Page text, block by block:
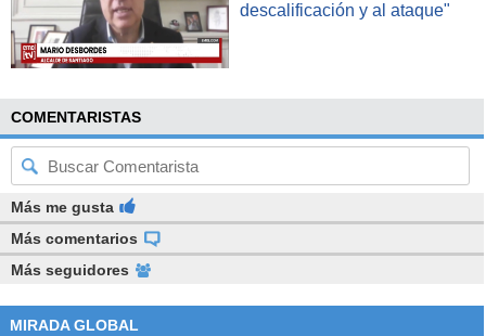
descalificación y al ataque"
COMENTARISTAS
Más me gusta
Más comentarios
Más seguidores
MIRADA GLOBAL